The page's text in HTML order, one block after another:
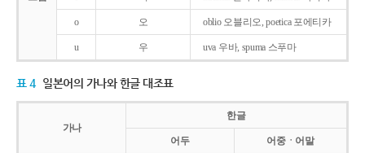
o 오 oblio 오블리오, poetica 포에티카
u 우 uva 우바, spuma 스푸마
표 4 일본어의 가나와 한글 대조표
가나
한글
어두 어중ㆍ어말